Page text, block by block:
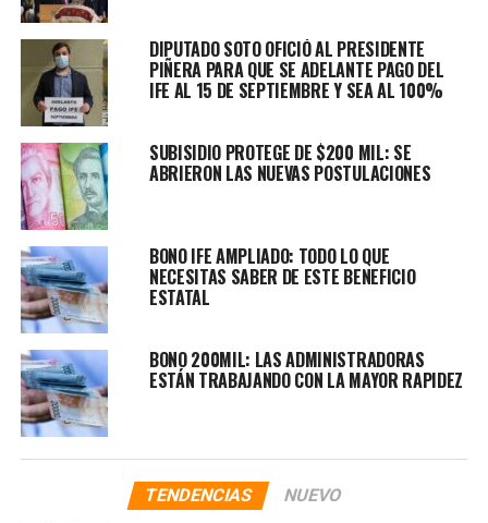
UP NEXT
PAULSEN POR PROPUESTAS DEL GOBIERNO: “EL
PRESIDENTE HA DEMOSTRADO HABER ESCUCHADO A LA
CIUDADANÍA”.
DON'T MISS
DONACIÓN DE SANGRE: UN ACTO ALTRUISTA QUE PUEDE
SALVAR VIDAS
DIPUTADO SOTO OFICIÓ AL PRESIDENTE
PIÑERA PARA QUE SE ADELANTE PAGO DEL
IFE AL 15 DE SEPTIEMBRE Y SEA AL 100%
SUBISIDIO PROTEGE DE $200 MIL: SE
ABRIERON LAS NUEVAS POSTULACIONES
BONO IFE AMPLIADO: TODO LO QUE
NECESITAS SABER DE ESTE BENEFICIO
ESTATAL
BONO 200MIL: LAS ADMINISTRADORAS
ESTÁN TRABAJANDO CON LA MAYOR RAPIDEZ
TENDENCIAS NUEVO